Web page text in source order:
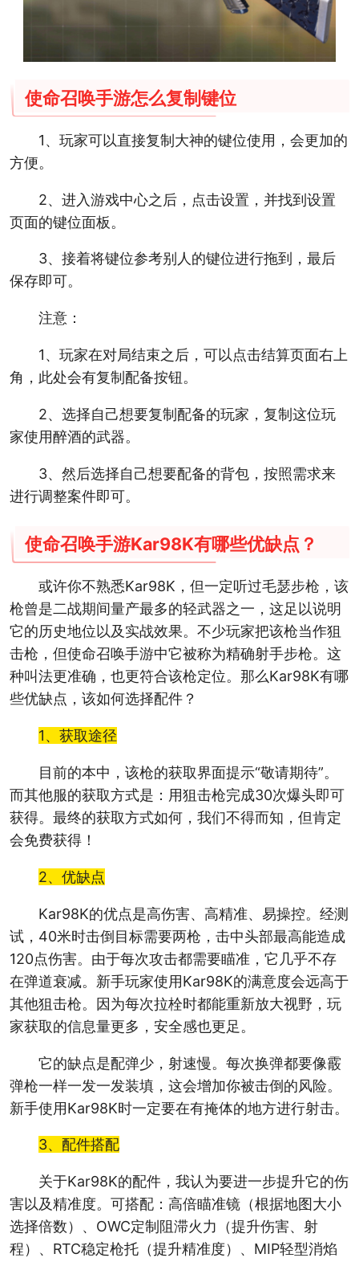
使命召唤手游怎么复制键位
1、玩家可以直接复制大神的键位使用，会更加的
方便。
2、进入游戏中心之后，点击设置，并找到设置
页面的键位面板。
3、接着将键位参考别人的键位进行拖到，最后
保存即可。
注意：
1、玩家在对局结束之后，可以点击结算页面右上
角，此处会有复制配备按钮。
2、选择自己想要复制配备的玩家，复制这位玩
家使用醉酒的武器。
3、然后选择自己想要配备的背包，按照需求来
进行调整案件即可。
使命召唤手游Kar98K有哪些优缺点？
或许你不熟悉Kar98K，但一定听过毛瑟步枪，该
枪曾是二战期间量产最多的轻武器之一，这足以说明
它的历史地位以及实战效果。不少玩家把该枪当作狙
击枪，但使命召唤手游中它被称为精确射手步枪。这
种叫法更准确，也更符合该枪定位。那么Kar98K有哪
些优缺点，该如何选择配件？
1、获取途径
目前的本中，该枪的获取界面提示“敬请期待”。
而其他服的获取方式是：用狙击枪完成30次爆头即可
获得。最终的获取方式如何，我们不得而知，但肯定
会免费获得！
2、优缺点
Kar98K的优点是高伤害、高精准、易操控。经测
试，40米时击倒目标需要两枪，击中头部最高能造成
120点伤害。由于每次攻击都需要瞄准，它几乎不存
在弹道衰减。新手玩家使用Kar98K的满意度会远高于
其他狙击枪。因为每次拉栓时都能重新放大视野，玩
家获取的信息量更多，安全感也更足。
它的缺点是配弹少，射速慢。每次换弹都要像霰
弹枪一样一发一发装填，这会增加你被击倒的风险。
新手使用Kar98K时一定要在有掩体的地方进行射击。
3、配件搭配
关于Kar98K的配件，我认为要进一步提升它的伤
害以及精准度。可搭配：高倍瞄准镜（根据地图大小
选择倍数）、OWC定制阻滞火力（提升伤害、射
程）、RTC稳定枪托（提升精准度）、MIP轻型消焰